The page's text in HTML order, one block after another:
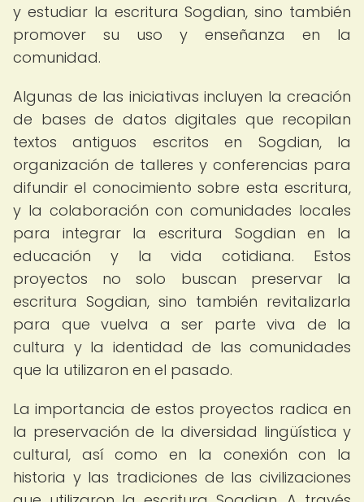
y estudiar la escritura Sogdian, sino también
promover su uso y enseñanza en la
comunidad.
Algunas de las iniciativas incluyen la creación
de bases de datos digitales que recopilan
textos antiguos escritos en Sogdian, la
organización de talleres y conferencias para
difundir el conocimiento sobre esta escritura,
y la colaboración con comunidades locales
para integrar la escritura Sogdian en la
educación y la vida cotidiana. Estos
proyectos no solo buscan preservar la
escritura Sogdian, sino también revitalizarla
para que vuelva a ser parte viva de la
cultura y la identidad de las comunidades
que la utilizaron en el pasado.
La importancia de estos proyectos radica en
la preservación de la diversidad lingüística y
cultural, así como en la conexión con la
historia y las tradiciones de las civilizaciones